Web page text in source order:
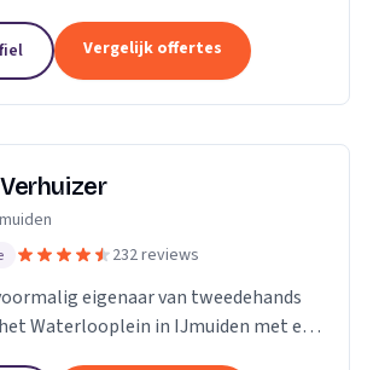
Vergelijk offertes
232 reviews
eigenaar van tweedehands
Waterlooplein in IJmuiden met een